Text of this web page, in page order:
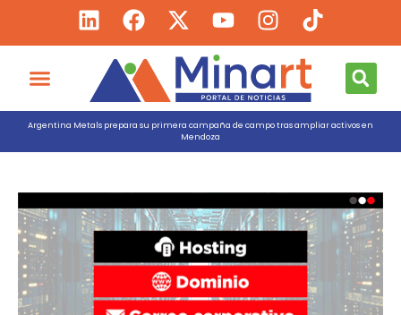
Argentina Metals prepara su primera campaña de campo tras ampliar activos en
Mendoza